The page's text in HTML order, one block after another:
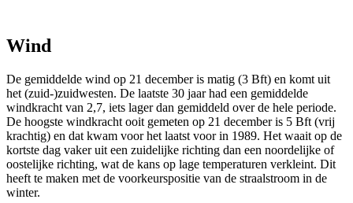
Wind
De gemiddelde wind op 21 december is matig (3 Bft) en komt uit
het (zuid-)zuidwesten. De laatste 30 jaar had een gemiddelde
windkracht van 2,7, iets lager dan gemiddeld over de hele periode.
De hoogste windkracht ooit gemeten op 21 december is 5 Bft (vrij
krachtig) en dat kwam voor het laatst voor in 1989. Het waait op de
kortste dag vaker uit een zuidelijke richting dan een noordelijke of
oostelijke richting, wat de kans op lage temperaturen verkleint. Dit
heeft te maken met de voorkeurspositie van de straalstroom in de
winter.